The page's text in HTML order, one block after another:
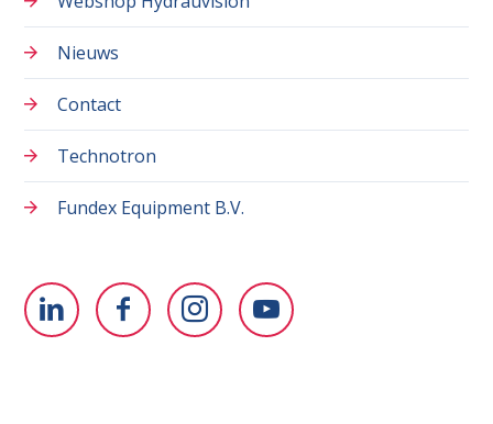
Nieuws
Contact
Technotron
Fundex Equipment B.V.